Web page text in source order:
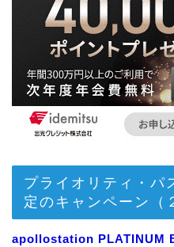
プライオリティ・パ
定のキャンペーン（
apollostation PLATINUM